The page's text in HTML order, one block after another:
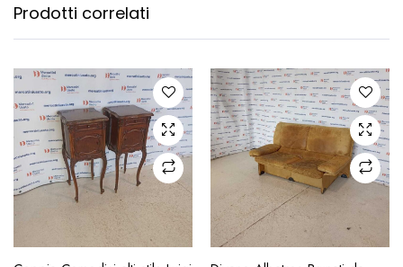
Prodotti correlati